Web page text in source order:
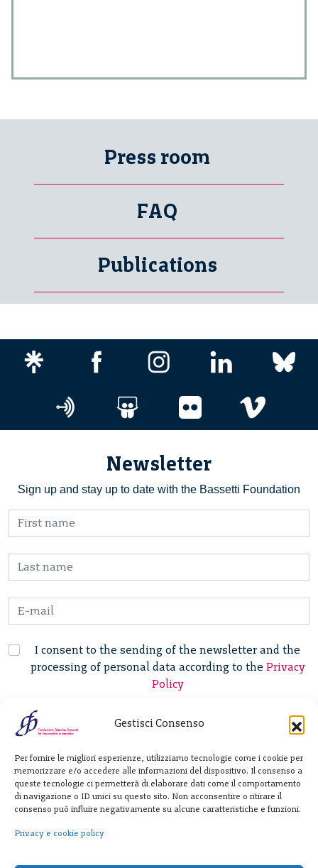
Gestisci Consenso
Per fornire le migliori esperienze, utilizziamo tecnologie come i cookie per
memorizzare e/o accedere alle informazioni del dispositivo. Il consenso a
queste tecnologie ci permetterà di elaborare dati come il comportamento
di navigazione o ID unici su questo sito. Non acconsentire o ritirare il
consenso può influire negativamente su alcune caratteristiche e funzioni.
Privacy e cookie policy
Press room
FAQ
Publications
Newsletter
Sign up and stay up to date with the Bassetti Foundation
I consent to the sending of the newsletter and the
processing of personal data according to the Privacy
Policy
Giannino Bassetti ETS
Via Michele Barozzi 4
F. + 39 02 76392030